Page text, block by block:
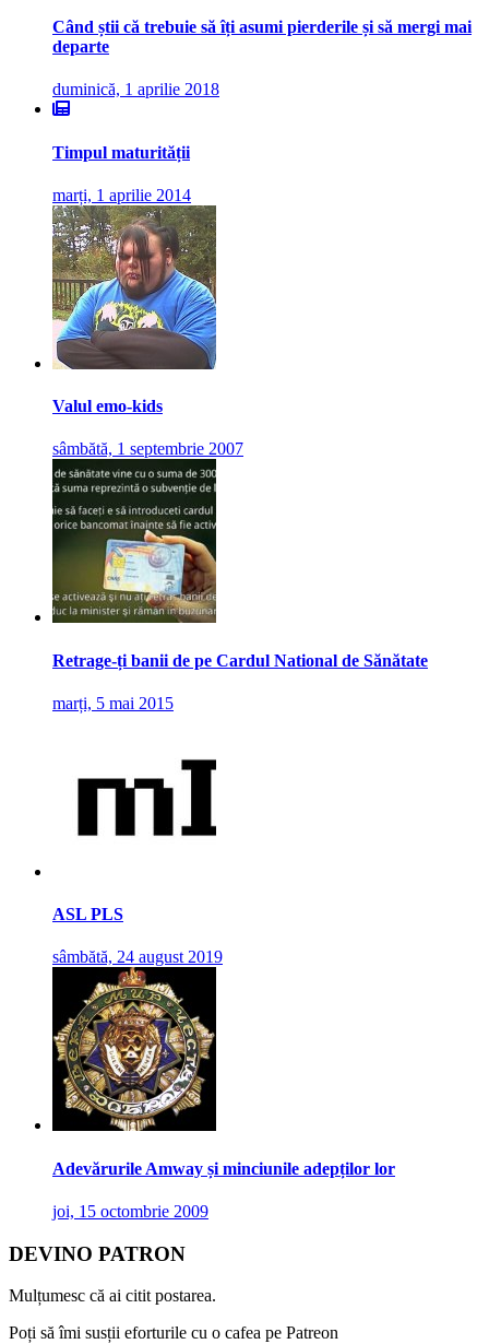
Când știi că trebuie să îți asumi pierderile și să mergi mai
departe
duminică, 1 aprilie 2018
Timpul maturității
marți, 1 aprilie 2014
Valul emo-kids
sâmbătă, 1 septembrie 2007
Retrage-ți banii de pe Cardul National de Sănătate
marți, 5 mai 2015
ASL PLS
sâmbătă, 24 august 2019
Adevărurile Amway și minciunile adepților lor
joi, 15 octombrie 2009
DEVINO PATRON
Mulțumesc că ai citit postarea.
Poți să îmi susții eforturile cu o cafea pe Patreon